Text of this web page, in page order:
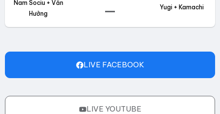
Nam Sociu + Văn
Hưởng
Yugi + Kamachi
LIVE FACEBOOK
LIVE YOUTUBE